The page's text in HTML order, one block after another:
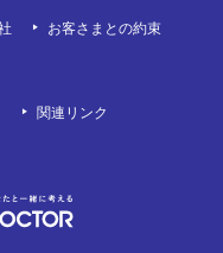
お客さまとの約束
関連リンク